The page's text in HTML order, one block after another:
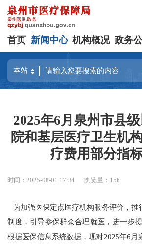
首页 新闻中心 机构概况 政务
2025年6月泉州市县
院和基层医疗卫生机
疗费用部分指
时间：2025-08-01 17:34 浏览量： 156
为加强医保定点医疗机构服务评价，推
制度，引导参保群众合理就医，进一步
根据医保信息系统数据，现对2025年6月